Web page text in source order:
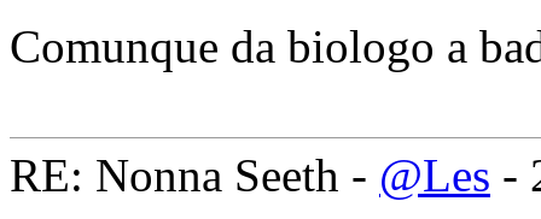
Comunque da biologo a
RE: Nonna Seeth - @Les -